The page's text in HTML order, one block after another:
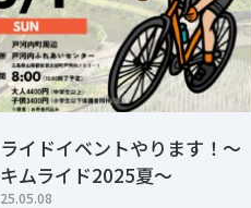
ライドイベントやります！～
キムライド2025夏～
25.05.08